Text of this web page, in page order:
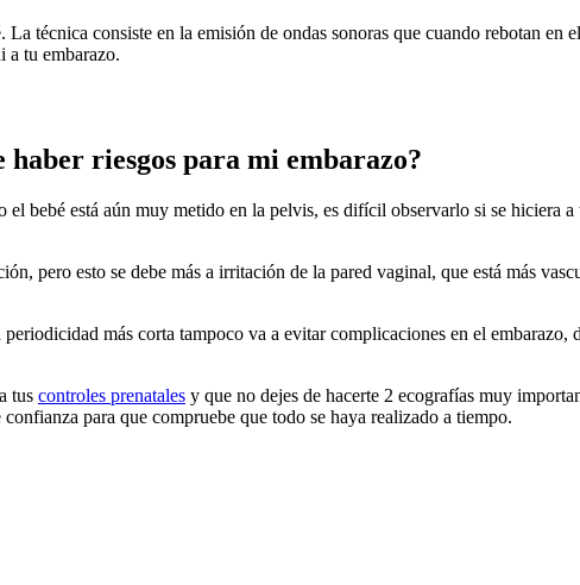
técnica consiste en la emisión de ondas sonoras que cuando rebotan en
a tu embarazo.
haber riesgos para mi embarazo?
bebé está aún muy metido en la pelvis, es difícil observarlo si se hiciera
pero esto se debe más a irritación de la pared vaginal, que está más
más corta tampoco va a evitar complicaciones en el embarazo,
tus controles prenatales y que no dejes de hacerte 2 ecografías muy
para que compruebe que todo se haya realizado a tiempo.